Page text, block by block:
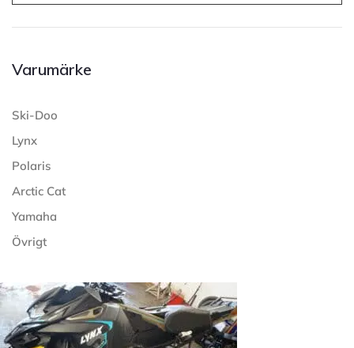
Varumärke
Ski-Doo
Lynx
Polaris
Arctic Cat
Yamaha
Övrigt